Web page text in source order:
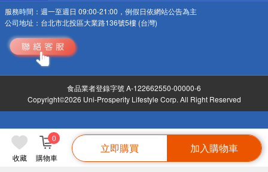
收藏 購物車
0
立即購買 加入購物車
服務時間： 週一至週日 09:00-21:00，例假日依網站公告為主
公司地址： 台北市北投區大業路136號5樓 (台灣)
食品業者登錄字號 A-122662550-00000-6
Copyright©2026 Uni-Prosperity Lifestyle Corp. All Right Reserved